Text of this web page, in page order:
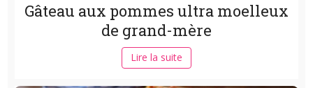
Gâteau aux pommes ultra moelleux
de grand-mère
Lire la suite